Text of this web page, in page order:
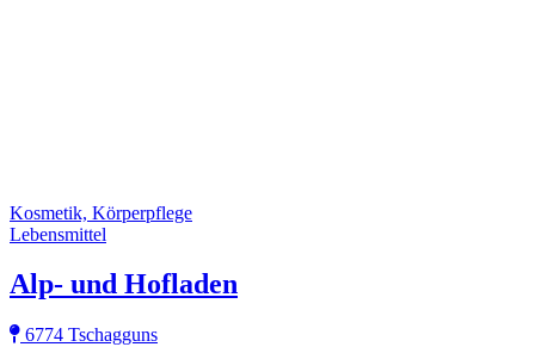
Kosmetik, Körperpflege
Lebensmittel
Alp- und Hofladen
6774 Tschagguns